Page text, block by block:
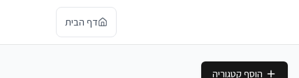
דף הבית
הוסף קטגוריה